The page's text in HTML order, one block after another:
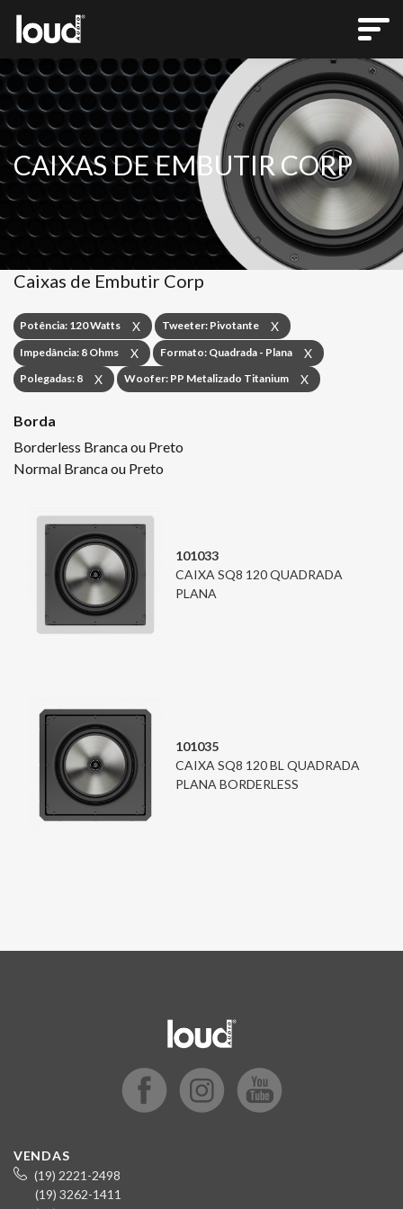
CAIXAS DE EMBUTIR CORP
Caixas de Embutir Corp
Potência: 120 Watts X Tweeter: Pivotante X
Impedância: 8 Ohms X Formato: Quadrada - Plana X
Polegadas: 8 X Woofer: PP Metalizado Titanium X
Borda
Borderless Branca ou Preto
Normal Branca ou Preto
101033
CAIXA SQ8 120 QUADRADA
PLANA
101035
CAIXA SQ8 120 BL QUADRADA
PLANA BORDERLESS
VENDAS
(19) 2221-2498
(19) 3262-1411